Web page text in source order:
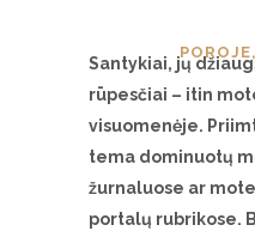
POROJE,
Santykiai, jų
rūpesčiai – itin
visuomenėje.
tema dominuotų
žurnaluose ar
portalų rubrikose.